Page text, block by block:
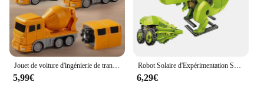
5,99€ 6,29€